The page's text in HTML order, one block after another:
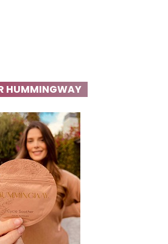
HUMMINGWAY